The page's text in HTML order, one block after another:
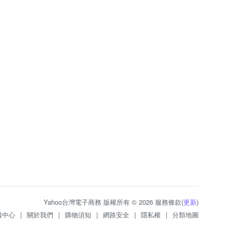
Yahoo台灣電子商務 版權所有 © 2026 服務條款(更新)
中心 | 關於我們 | 購物須知 | 網路安全 | 隱私權 | 分類地圖